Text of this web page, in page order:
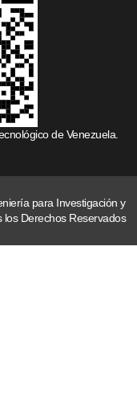
de Venezuela.
para Investigación y
los Derechos Reservados